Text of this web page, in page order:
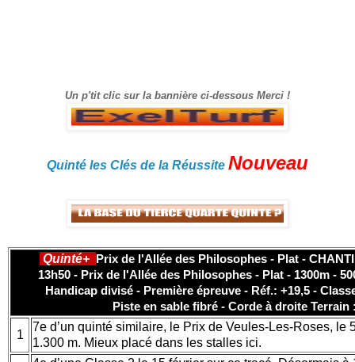
Un p'tit clic sur la bannière ci-dessous Merci !
Quinté les Clés de la Réussite Nouveau
Quinté+ Prix de l'Allée des Philosophes - Plat -
13h50 - Prix de l'Allée des Philosophes - Plat - 1300m -
Handicap divisé - Première épreuve - Réf.: +19,5 -
Piste en sable fibré - Corde à droite Terrain
1
7e d’un quinté similaire, le Prix de Veules-Les-Roses, le
1.300 m. Mieux placé dans les stalles ici.